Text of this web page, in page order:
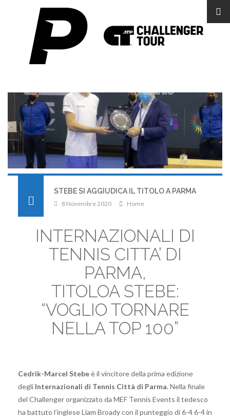
STEBE SI AGGIUDICA IL TITOLO A PARMA
8 Novembre 2020 Home
INTERNAZIONALI DI
TENNIS CITTA’ DI
PARMA,
TITOLOA STEBE:
“VOGLIO TORNARE
NELLA TOP 100”
Cedrik-Marcel Stebeè il vincitore della prima edizione
degli Internazionali di Tennis Città di Parma. Nella finale
del Challenger organizzato da MEF Tennis Events il tedesco
ha battuto l’inglese Liam Broady con il punteggio di 6-4 6-4 in